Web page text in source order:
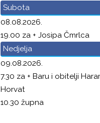
Subota
08.08.2026.
19.00 za + Josipa Čmrlca
Nedjelja
09.08.2026.
7.30 za + Baru i obitelji
Horvat
10.30 župna